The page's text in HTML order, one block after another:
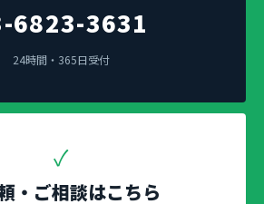
6823-3631
24時間・365日受付
✓
・ご相談はこちら